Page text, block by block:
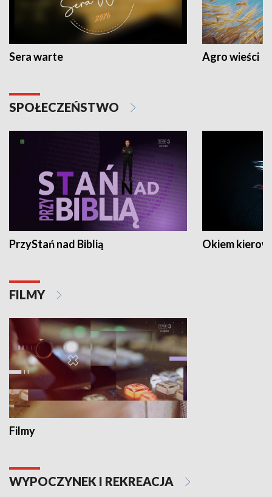
Sera warte Agro wieści
SPOŁECZEŃSTWO
PrzyStań nad Biblią Okiem
FILMY
Filmy
WYPOCZYNEK I REKREACJA